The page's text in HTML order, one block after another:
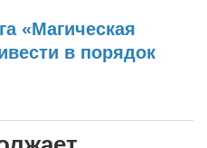
«Магическая
в порядок